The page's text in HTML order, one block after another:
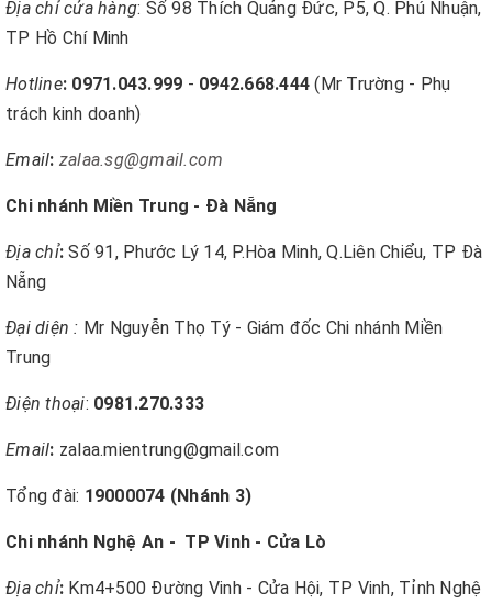
Địa chỉ cửa hàng: Số 98 Thích Quảng Đức, P5, Q. Phú Nhuận,
TP Hồ Chí Minh
Hotline: 0971.043.999 - 0942.668.444 (Mr Trường - Phụ
trách kinh doanh)
Email: zalaa.sg@gmail.com
Chi nhánh Miền Trung - Đà Nẵng
Địa chỉ: Số 91, Phước Lý 14, P.Hòa Minh, Q.Liên Chiểu, TP Đà
Nẵng
Đại diện : Mr Nguyễn Thọ Tý - Giám đốc Chi nhánh Miền
Trung
Điện thoại: 0981.270.333
Email: zalaa.mientrung@gmail.com
Tổng đài: 19000074 (Nhánh 3)
Chi nhánh Nghệ An - TP Vinh - Cửa Lò
Địa chỉ: Km4+500 Đường Vinh - Cửa Hội, TP Vinh, Tỉnh Nghệ